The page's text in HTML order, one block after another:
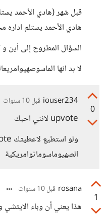
قبل شهر (هادي الأحمد
هادي الأحمد يستلم اداره
السؤال المطروح إلى أين
لا بد انها
0
iouser234 قبل 10 سنوات
upvote لانني احبك
الصهيوماسوماثوامريكية
1
rosana قبل 10 سنوات
هذا يعني أن وباء